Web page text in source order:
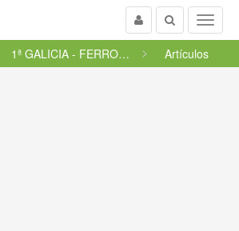
Menu
Buscar
Usuario
1ª GALICIA - FERROL - 1ª FA... Artículos